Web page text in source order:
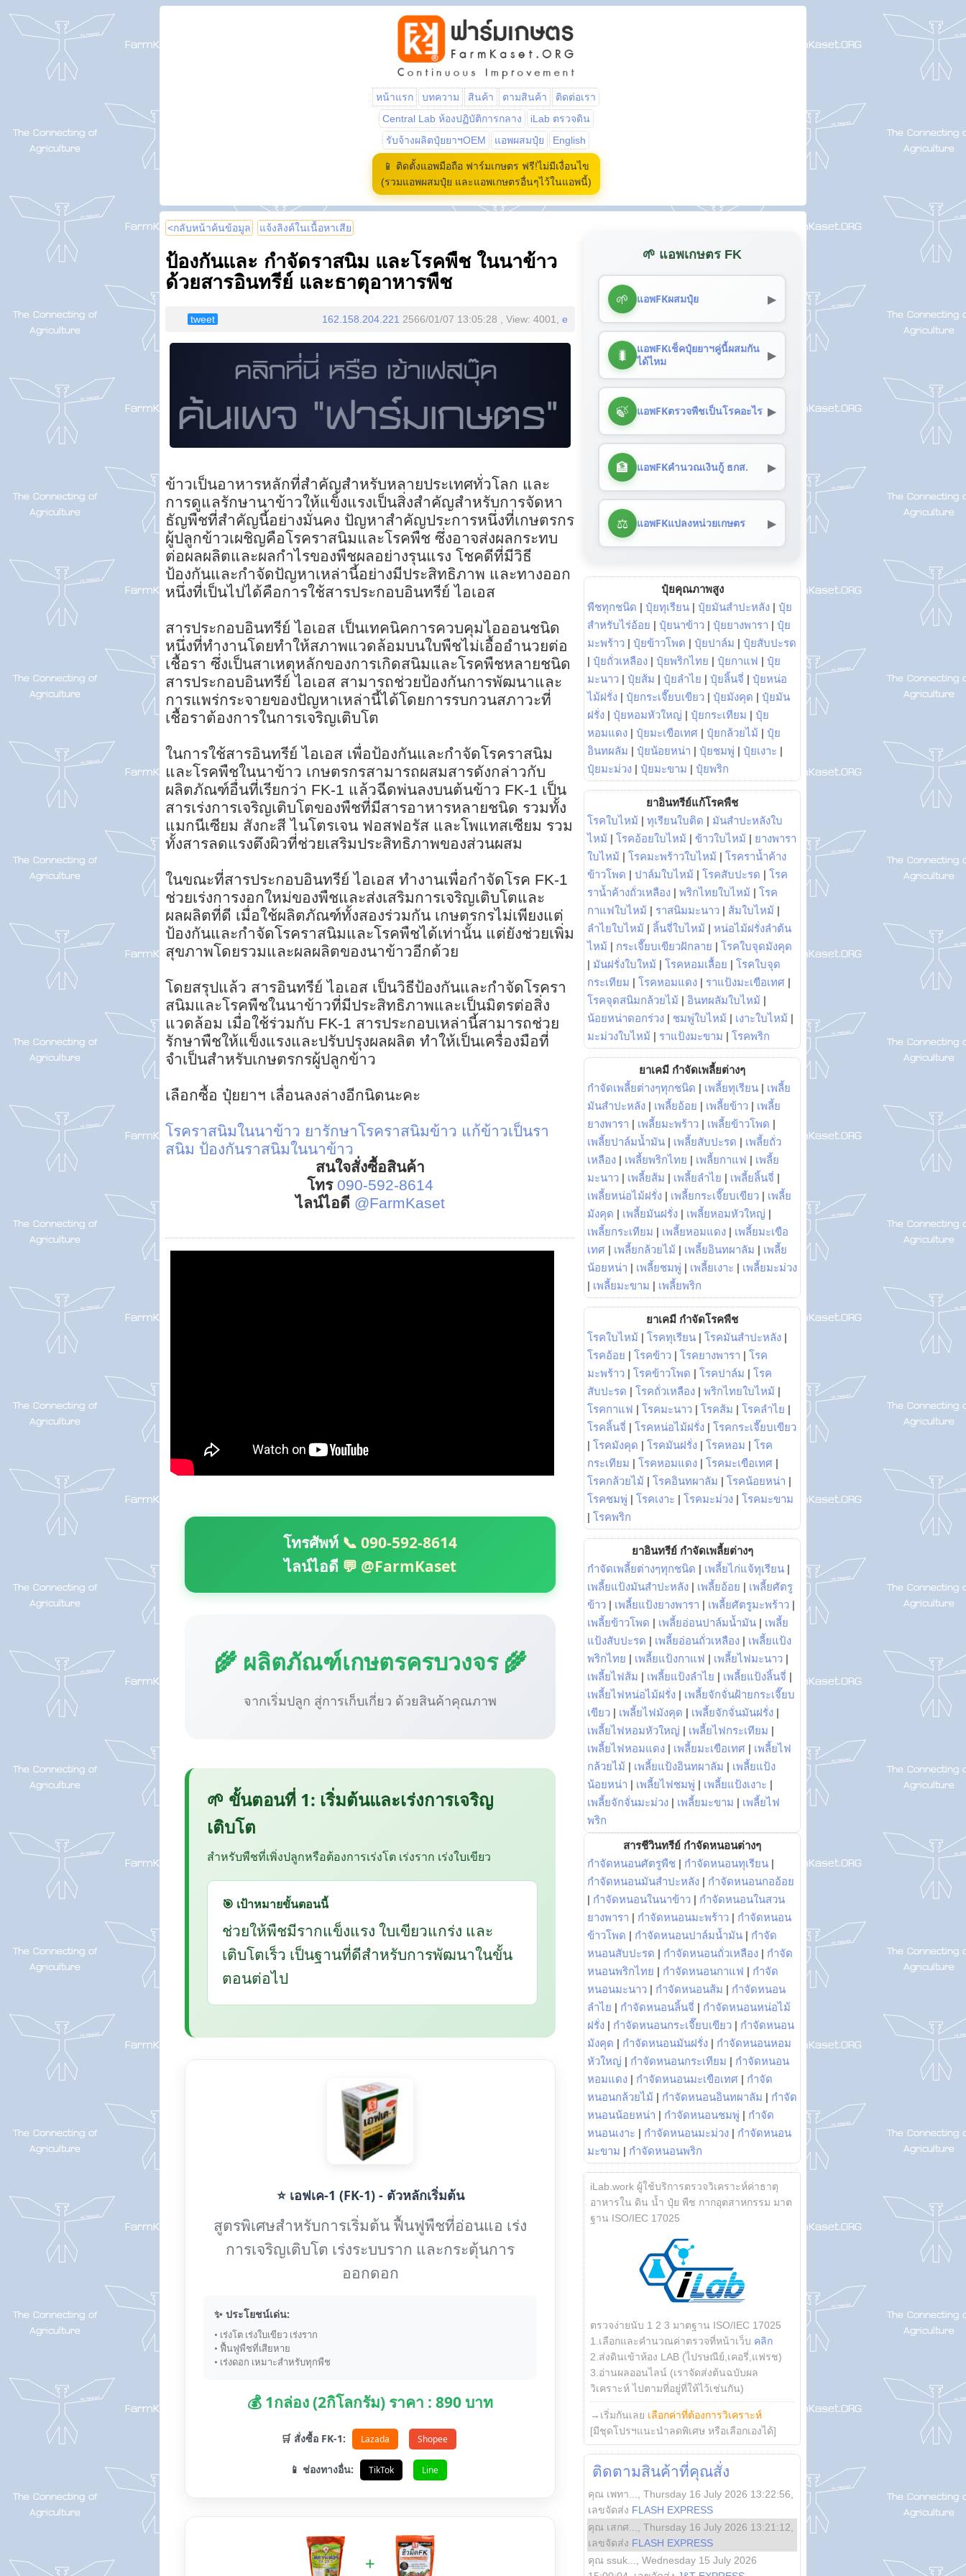
หน้าแรก บทความ สินค้า ตามสินค้า
ติดต่อเรา
Central Lab ห้องปฏิบัติการกลาง
iLab ตรวจดิน
รับจ้างผลิตปุ๋ยยาฯOEM
แอพผสมปุ๋ย English
📱 ติดตั้งแอพมือถือ ฟาร์มเกษตร ฟรี!ไม่มีเงื่อนไข
(รวมแอพผสมปุ๋ย และแอพเกษตรอื่นๆไว้ในแอพนี้)
<กลับหน้าค้นข้อมูล แจ้งลิงค์ในเนื้อหาเสีย
ป้องกันและ กำจัดราสนิม และโรคพืช ในนาข้าว
ด้วยสารอินทรีย์ และธาตุอาหารพืช
tweet 162.158.204.221 2566/01/07 13:05:28 , View: 4001, e
ข้าวเป็นอาหารหลักที่สำคัญสำหรับหลายประเทศทั่วโลก และ
การดูแลรักษานาข้าวให้แข็งแรงเป็นสิ่งสำคัญสำหรับการจัดหา
ธัญพืชที่สำคัญนี้อย่างมั่นคง ปัญหาสำคัญประการหนึ่งที่เกษตรกร
ผู้ปลูกข้าวเผชิญคือโรคราสนิมและโรคพืช ซึ่งอาจส่งผลกระทบ
ต่อผลผลิตและผลกำไรของพืชผลอย่างรุนแรง โชคดีที่มีวิธี
ป้องกันและกำจัดปัญหาเหล่านี้อย่างมีประสิทธิภาพ และทางออก
หนึ่งที่เป็นไปได้คือการใช้สารประกอบอินทรีย์ ไอเอส
สารประกอบอินทรีย์ ไอเอส เป็นเทคนิคการควบคุมไอออนชนิด
หนึ่งที่ทำงานโดยทำให้สภาพแวดล้อมบนใบพืชไม่เอื้ออำนวยต่อ
เชื้อรา ซึ่งเป็นสาเหตุหลักของการเกิดสนิมและโรคพืชหลายชนิด
สารประกอบอินทรีย์ ไอเอส สามารถช่วยป้องกันการพัฒนาและ
การแพร่กระจายของปัญหาเหล่านี้ได้โดยการรบกวนสภาวะที่
เชื้อราต้องการในการเจริญเติบโต
ในการใช้สารอินทรีย์ ไอเอส เพื่อป้องกันและกำจัดโรคราสนิม
และโรคพืชในนาข้าว เกษตรกรสามารถผสมสารดังกล่าวกับ
ผลิตภัณฑ์อื่นที่เรียกว่า FK-1 แล้วฉีดพ่นลงบนต้นข้าว FK-1 เป็น
สารเร่งการเจริญเติบโตของพืชที่มีสารอาหารหลายชนิด รวมทั้ง
แมกนีเซียม สังกะสี ไนโตรเจน ฟอสฟอรัส และโพแทสเซียม รวม
ทั้งสารลดแรงตึงผิวที่ช่วยเสริมประสิทธิภาพของส่วนผสม
ในขณะที่สารประกอบอินทรีย์ ไอเอส ทำงานเพื่อกำจัดโรค FK-1
ช่วยเร่งการงอกใหม่ของพืชและส่งเสริมการเจริญเติบโตและ
ผลผลิตที่ดี เมื่อใช้ผลิตภัณฑ์ทั้งสองร่วมกัน เกษตรกรไม่เพียงแต่
ป้องกันและกำจัดโรคราสนิมและโรคพืชได้เท่านั้น แต่ยังช่วยเพิ่ม
สุขภาพโดยรวมและผลผลิตของนาข้าวอีกด้วย
โดยสรุปแล้ว สารอินทรีย์ ไอเอส เป็นวิธีป้องกันและกำจัดโรครา
สนิมและโรคพืชในนาข้าวที่มีประสิทธิภาพและเป็นมิตรต่อสิ่ง
แวดล้อม เมื่อใช้ร่วมกับ FK-1 สารประกอบเหล่านี้สามารถช่วย
รักษาพืชให้แข็งแรงและปรับปรุงผลผลิต ทำให้เป็นเครื่องมือที่
จำเป็นสำหรับเกษตรกรผู้ปลูกข้าว
เลือกซื้อ ปุ๋ยยาฯ เลื่อนลงล่างอีกนิดนะคะ
โรคราสนิมในนาข้าว ยารักษาโรคราสนิมข้าว แก้ข้าวเป็นรา
สนิม ป้องกันราสนิมในนาข้าว
สนใจสั่งซื้อสินค้า
โทร 090-592-8614
ไลน์ไอดี @FarmKaset
โทรศัพท์ 📞 090-592-8614
ไลน์ไอดี 💬 @FarmKaset
🌾 ผลิตภัณฑ์เกษตรครบวงจร 🌾
จากเริ่มปลูก สู่การเก็บเกี่ยว ด้วยสินค้าคุณภาพ
🌱 ขั้นตอนที่ 1: เริ่มต้นและเร่งการเจริญ
เติบโต
สำหรับพืชที่เพิ่งปลูกหรือต้องการเร่งโต เร่งราก เร่งใบเขียว
🎯 เป้าหมายขั้นตอนนี้
ช่วยให้พืชมีรากแข็งแรง ใบเขียวแกร่ง และ
เติบโตเร็ว เป็นฐานที่ดีสำหรับการพัฒนาในขั้น
ตอนต่อไป
⭐ เอฟเค-1 (FK-1) - ตัวหลักเริ่มต้น
สูตรพิเศษสำหรับการเริ่มต้น ฟื้นฟูพืชที่อ่อนแอ เร่ง
การเจริญเติบโต เร่งระบบราก และกระตุ้นการ
ออกดอก
✨ ประโยชน์เด่น:
• เร่งโต เร่งใบเขียว เร่งราก
• ฟื้นฟูพืชที่เสียหาย
• เร่งดอก เหมาะสำหรับทุกพืช
💰 1กล่อง (2กิโลกรัม) ราคา : 890 บาท
🛒 สั่งซื้อ FK-1: Lazada Shopee
📱 ช่องทางอื่น: TikTok Line
+
🌱 แอพเกษตร FK
🌱 แอพFKผสมปุ๋ย ▶
🐛
แอพFKเช็คปุ๋ยยาฯคู่นี้ผสมกัน
ได้ไหม
▶
🍃 แอพFKตรวจพืชเป็นโรคอะไร ▶
🏦 แอพFKคำนวณเงินกู้ ธกส. ▶
⚖️ แอพFKแปลงหน่วยเกษตร ▶
ปุ๋ยคุณภาพสูง
พืชทุกชนิด | ปุ๋ยทุเรียน | ปุ๋ยมันสำปะหลัง | ปุ๋ย
สำหรับไร่อ้อย | ปุ๋ยนาข้าว | ปุ๋ยยางพารา | ปุ๋ย
มะพร้าว | ปุ๋ยข้าวโพด | ปุ๋ยปาล์ม | ปุ๋ยสับปะรด
| ปุ๋ยถั่วเหลือง | ปุ๋ยพริกไทย | ปุ๋ยกาแฟ | ปุ๋ย
มะนาว | ปุ๋ยส้ม | ปุ๋ยลำไย | ปุ๋ยลิ้นจี่ | ปุ๋ยหน่อ
ไม้ฝรั่ง | ปุ๋ยกระเจี๊ยบเขียว | ปุ๋ยมังคุด | ปุ๋ยมัน
ฝรั่ง | ปุ๋ยหอมหัวใหญ่ | ปุ๋ยกระเทียม | ปุ๋ย
หอมแดง | ปุ๋ยมะเขือเทศ | ปุ๋ยกล้วยไม้ | ปุ๋ย
อินทผลัม | ปุ๋ยน้อยหน่า | ปุ๋ยชมพู่ | ปุ๋ยเงาะ |
ปุ๋ยมะม่วง | ปุ๋ยมะขาม | ปุ๋ยพริก
ยาอินทรีย์แก้โรคพืช
โรคใบไหม้ | ทุเรียนใบติด | มันสำปะหลังใบ
ไหม้ | โรคอ้อยใบไหม้ | ข้าวใบไหม้ | ยางพารา
ใบไหม้ | โรคมะพร้าวใบไหม้ | โรคราน้ำค้าง
ข้าวโพด | ปาล์มใบไหม้ | โรคสับปะรด | โรค
ราน้ำค้างถั่วเหลือง | พริกไทยใบไหม้ | โรค
กาแฟใบไหม้ | ราสนิมมะนาว | ส้มใบไหม้ |
ลำไยใบไหม้ | ลิ้นจี่ใบไหม้ | หน่อไม้ฝรั่งลำต้น
ไหม้ | กระเจี๊ยบเขียวฝักลาย | โรคใบจุดมังคุด
| มันฝรั่งใบใหม้ | โรคหอมเลื้อย | โรคใบจุด
กระเทียม | โรคหอมแดง | ราแป้งมะเขือเทศ |
โรคจุดสนิมกล้วยไม้ | อินทผลัมใบไหม้ |
น้อยหน่าดอกร่วง | ชมพู่ใบไหม้ | เงาะใบไหม้ |
มะม่วงใบไหม้ | ราแป้งมะขาม | โรคพริก
ยาเคมี กำจัดเพลี้ยต่างๆ
กำจัดเพลี้ยต่างๆทุกชนิด | เพลี้ยทุเรียน | เพลี้ย
มันสำปะหลัง | เพลี้ยอ้อย | เพลี้ยข้าว | เพลี้ย
ยางพารา | เพลี้ยมะพร้าว | เพลี้ยข้าวโพด |
เพลี้ยปาล์มน้ำมัน | เพลี้ยสับปะรด | เพลี้ยถั่ว
เหลือง | เพลี้ยพริกไทย | เพลี้ยกาแฟ | เพลี้ย
มะนาว | เพลี้ยส้ม | เพลี้ยลำไย | เพลี้ยลิ้นจี่ |
เพลี้ยหน่อไม้ฝรั่ง | เพลี้ยกระเจี๊ยบเขียว | เพลี้ย
มังคุด | เพลี้ยมันฝรั่ง | เพลี้ยหอมหัวใหญ่ |
เพลี้ยกระเทียม | เพลี้ยหอมแดง | เพลี้ยมะเขือ
เทศ | เพลี้ยกล้วยไม้ | เพลี้ยอินทผาลัม | เพลี้ย
น้อยหน่า | เพลี้ยชมพู่ | เพลี้ยเงาะ | เพลี้ยมะม่วง
| เพลี้ยมะขาม | เพลี้ยพริก
ยาเคมี กำจัดโรคพืช
โรคใบไหม้ | โรคทุเรียน | โรคมันสำปะหลัง |
โรคอ้อย | โรคข้าว | โรคยางพารา | โรค
มะพร้าว | โรคข้าวโพด | โรคปาล์ม | โรค
สับปะรด | โรคถั่วเหลือง | พริกไทยใบไหม้ |
โรคกาแฟ | โรคมะนาว | โรคส้ม | โรคลำไย |
โรคลิ้นจี่ | โรคหน่อไม้ฝรั่ง | โรคกระเจี๊ยบเขียว
| โรคมังคุด | โรคมันฝรั่ง | โรคหอม | โรค
กระเทียม | โรคหอมแดง | โรคมะเขือเทศ |
โรคกล้วยไม้ | โรคอินทผาลัม | โรคน้อยหน่า |
โรคชมพู่ | โรคเงาะ | โรคมะม่วง | โรคมะขาม
| โรคพริก
ยาอินทรีย์ กำจัดเพลี้ยต่างๆ
กำจัดเพลี้ยต่างๆทุกชนิด | เพลี้ยไก่แจ้ทุเรียน |
เพลี้ยแป้งมันสำปะหลัง | เพลี้ยอ้อย | เพลี้ยศัตรู
ข้าว | เพลี้ยแป้งยางพารา | เพลี้ยศัตรูมะพร้าว |
เพลี้ยข้าวโพด | เพลี้ยอ่อนปาล์มน้ำมัน | เพลี้ย
แป้งสับปะรด | เพลี้ยอ่อนถั่วเหลือง | เพลี้ยแป้ง
พริกไทย | เพลี้ยแป้งกาแฟ | เพลี้ยไฟมะนาว |
เพลี้ยไฟส้ม | เพลี้ยแป้งลำไย | เพลี้ยแป้งลิ้นจี่ |
เพลี้ยไฟหน่อไม้ฝรั่ง | เพลี้ยจักจั่นฝ้ายกระเจี๊ยบ
เขียว | เพลี้ยไฟมังคุด | เพลี้ยจักจั่นมันฝรั่ง |
เพลี้ยไฟหอมหัวใหญ่ | เพลี้ยไฟกระเทียม |
เพลี้ยไฟหอมแดง | เพลี้ยมะเขือเทศ | เพลี้ยไฟ
กล้วยไม้ | เพลี้ยแป้งอินทผาลัม | เพลี้ยแป้ง
น้อยหน่า | เพลี้ยไฟชมพู่ | เพลี้ยแป้งเงาะ |
เพลี้ยจักจั่นมะม่วง | เพลี้ยมะขาม | เพลี้ยไฟ
พริก
สารชีวินทรีย์ กำจัดหนอนต่างๆ
กำจัดหนอนศัตรูพืช | กำจัดหนอนทุเรียน |
กำจัดหนอนมันสำปะหลัง | กำจัดหนอนกออ้อย
| กำจัดหนอนในนาข้าว | กำจัดหนอนในสวน
ยางพารา | กำจัดหนอนมะพร้าว | กำจัดหนอน
ข้าวโพด | กำจัดหนอนปาล์มน้ำมัน | กำจัด
หนอนสับปะรด | กำจัดหนอนถั่วเหลือง | กำจัด
หนอนพริกไทย | กำจัดหนอนกาแฟ | กำจัด
หนอนมะนาว | กำจัดหนอนส้ม | กำจัดหนอน
ลำไย | กำจัดหนอนลิ้นจี่ | กำจัดหนอนหน่อไม้
ฝรั่ง | กำจัดหนอนกระเจี๊ยบเขียว | กำจัดหนอน
มังคุด | กำจัดหนอนมันฝรั่ง | กำจัดหนอนหอม
หัวใหญ่ | กำจัดหนอนกระเทียม | กำจัดหนอน
หอมแดง | กำจัดหนอนมะเขือเทศ | กำจัด
หนอนกล้วยไม้ | กำจัดหนอนอินทผาลัม | กำจัด
หนอนน้อยหน่า | กำจัดหนอนชมพู่ | กำจัด
หนอนเงาะ | กำจัดหนอนมะม่วง | กำจัดหนอน
มะขาม | กำจัดหนอนพริก
iLab.work ผู้ใช้บริการตรวจวิเคราะห์ค่าธาตุ
อาหารใน ดิน น้ำ ปุ๋ย พืช กากอุตสาหกรรม มาต
ฐาน ISO/IEC 17025
ตรวจง่ายนับ 1 2 3 มาตฐาน ISO/IEC 17025
1.เลือกและคำนวณค่าตรวจที่หน้าเว็บ คลิก
2.ส่งดินเข้าห้อง LAB (ไปรษณีย์,เคอรี่,แฟรช)
3.อ่านผลออนไลน์ (เราจัดส่งต้นฉบับผล
วิเคราะห์ ไปตามที่อยู่ที่ให้ไว้เช่นกัน)
→เริ่มกันเลย เลือกค่าที่ต้องการวิเคราะห์
[มีชุดโปรฯแนะนำลดพิเศษ หรือเลือกเองได้]
ติดตามสินค้าที่คุณสั่ง
คุณ เพทา... Thursday 16 July 2026 13:22:56
เลขจัดส่ง FLASH EXPRESS
คุณ เสกศ...
Thursday 16 July 2026 13:21:12
เลขจัดส่ง FLASH EXPRESS
คุณ ssuk...
Wednesday 15 July 2026